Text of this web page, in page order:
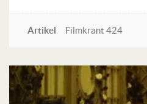
Artikel Filmkrant 424
Lees verder